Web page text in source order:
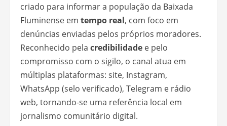
criado para informar a população da Baixada
Fluminense em tempo real, com foco em
denúncias enviadas pelos próprios moradores.
Reconhecido pela credibilidade e pelo
compromisso com o sigilo, o canal atua em
múltiplas plataformas: site, Instagram,
WhatsApp (selo verificado), Telegram e rádio
web, tornando-se uma referência local em
jornalismo comunitário digital.